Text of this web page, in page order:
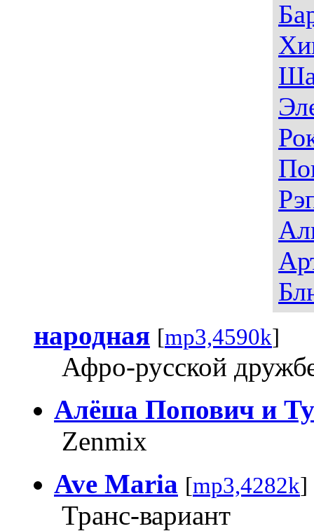
народная [mp3,4590k]
Афро-русской
Алёша Попович и
Zenmix
Ave Maria [mp3,4282k]
Транс-вариант